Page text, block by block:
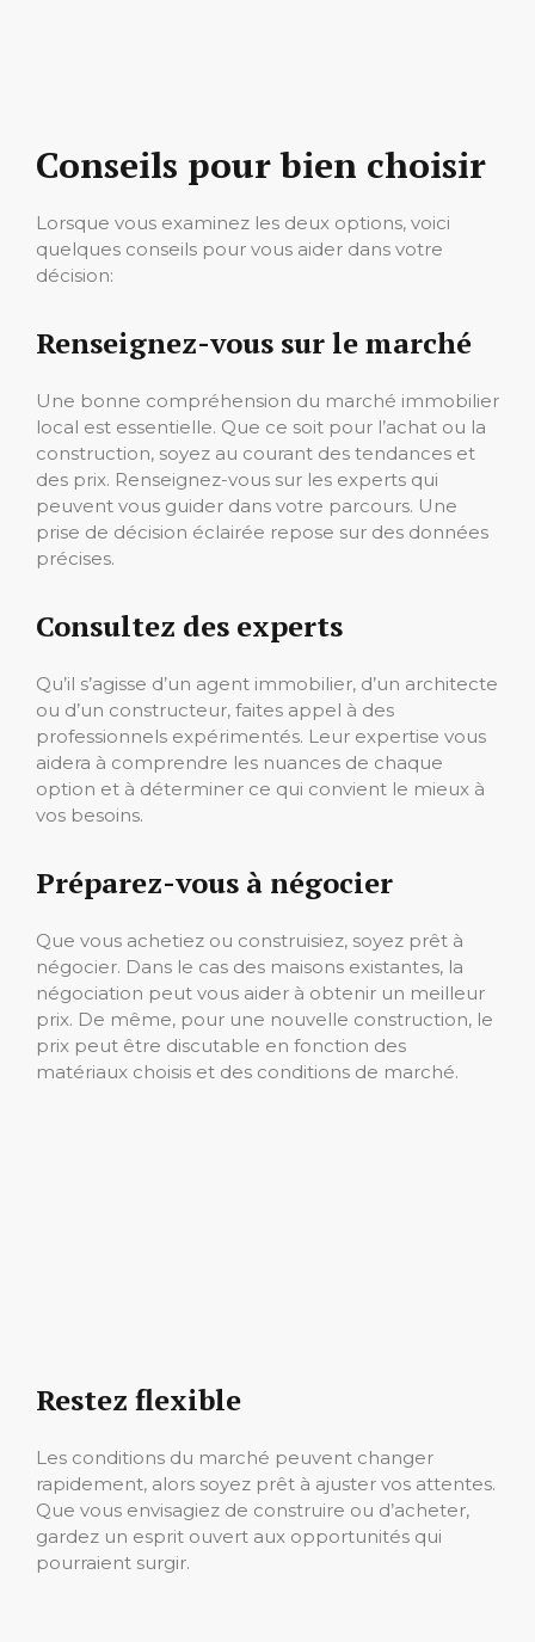
Conseils pour bien choisir
Lorsque vous examinez les deux options, voici
quelques conseils pour vous aider dans votre
décision:
Renseignez-vous sur le marché
Une bonne compréhension du marché immobilier
local est essentielle. Que ce soit pour l’achat ou la
construction, soyez au courant des tendances et
des prix. Renseignez-vous sur les experts qui
peuvent vous guider dans votre parcours. Une
prise de décision éclairée repose sur des données
précises.
Consultez des experts
Qu’il s’agisse d’un agent immobilier, d’un architecte
ou d’un constructeur, faites appel à des
professionnels expérimentés. Leur expertise vous
aidera à comprendre les nuances de chaque
option et à déterminer ce qui convient le mieux à
vos besoins.
Préparez-vous à négocier
Que vous achetiez ou construisiez, soyez prêt à
négocier. Dans le cas des maisons existantes, la
négociation peut vous aider à obtenir un meilleur
prix. De même, pour une nouvelle construction, le
prix peut être discutable en fonction des
matériaux choisis et des conditions de marché.
Restez flexible
Les conditions du marché peuvent changer
rapidement, alors soyez prêt à ajuster vos attentes.
Que vous envisagiez de construire ou d’acheter,
gardez un esprit ouvert aux opportunités qui
pourraient surgir.